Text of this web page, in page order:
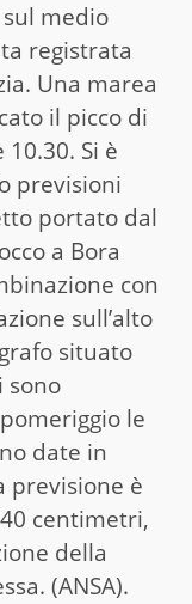
medio
registrata
Una marea
il picco di
Si è
previsioni
portato dal
a Bora
con
sull’alto
situato
sono
le
date in
previsione è
centimetri,
della
(ANSA).